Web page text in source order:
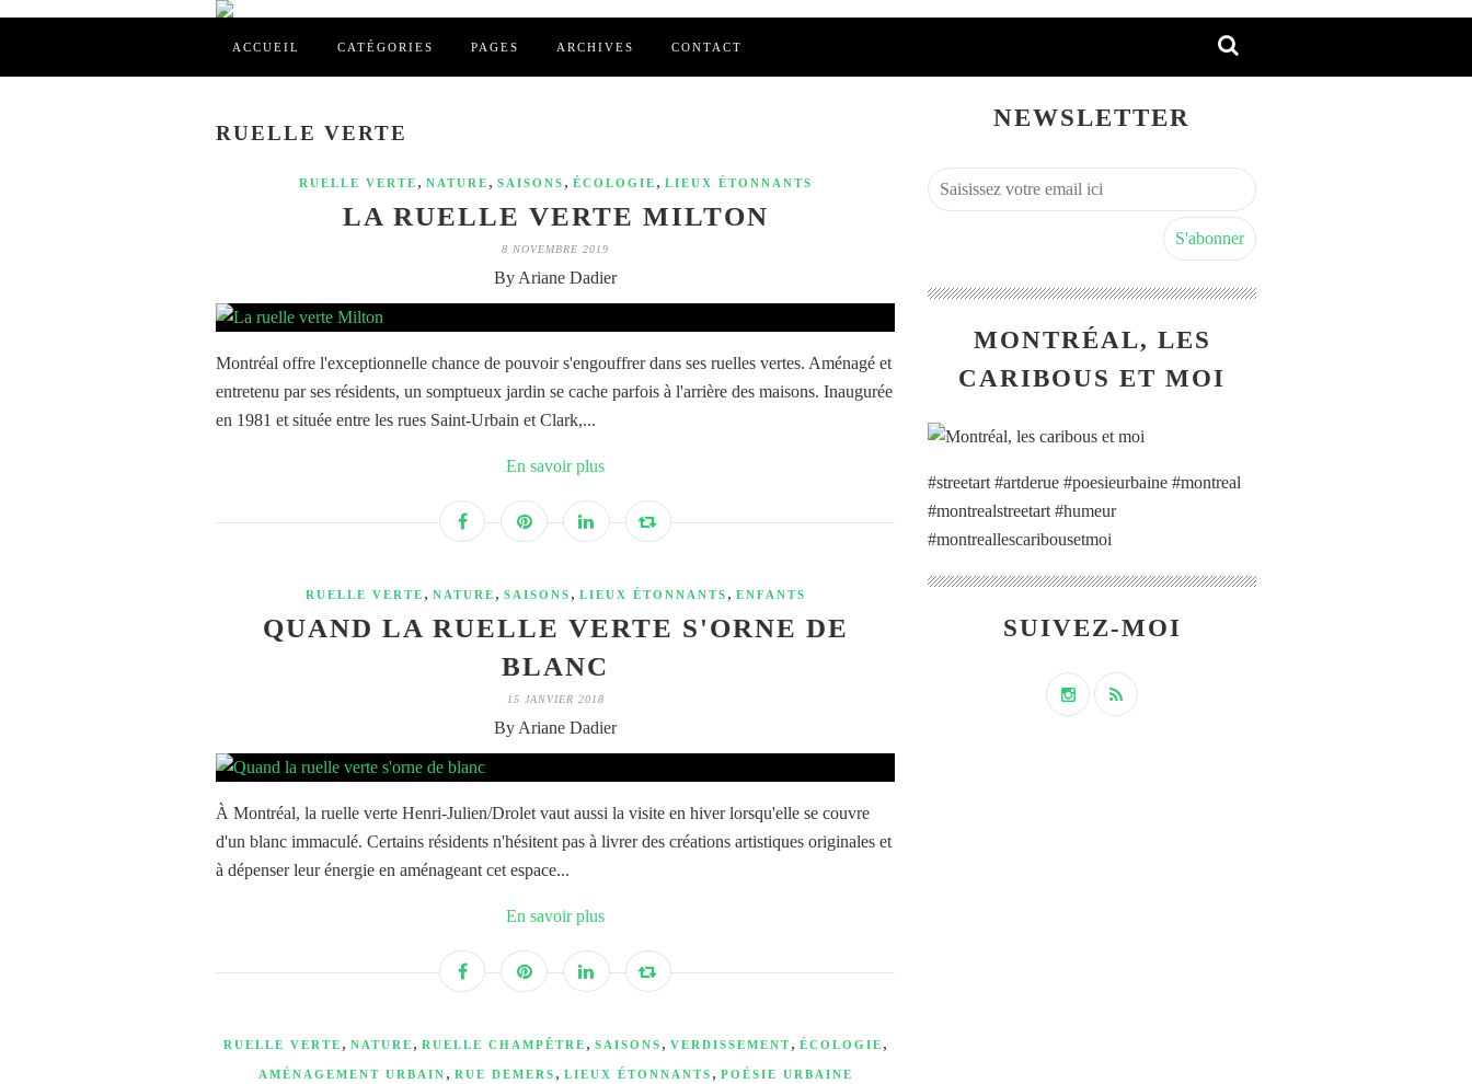
ACCUEIL CATÉGORIES PAGES ARCHIVES CONTACT
RUELLE VERTE
RUELLE VERTE , NATURE , SAISONS , ÉCOLOGIE , LIEUX ÉTONNANTS
LA RUELLE VERTE MILTON
8 NOVEMBRE 2019
By Ariane Dadier
Montréal offre l'exceptionnelle chance de pouvoir s'engouffrer dans ses ruelles vertes. Aménagé et
entretenu par ses résidents, un somptueux jardin se cache parfois à l'arrière des maisons. Inaugurée
en 1981 et située entre les rues Saint-Urbain et Clark,...
En savoir plus
RUELLE VERTE , NATURE , SAISONS , LIEUX ÉTONNANTS , ENFANTS
QUAND LA RUELLE VERTE S'ORNE DE
BLANC
15 JANVIER 2018
By Ariane Dadier
À Montréal, la ruelle verte Henri-Julien/Drolet vaut aussi la visite en hiver lorsqu'elle se couvre
d'un blanc immaculé. Certains résidents n'hésitent pas à livrer des créations artistiques originales et
à dépenser leur énergie en aménageant cet espace...
En savoir plus
RUELLE VERTE , NATURE , RUELLE CHAMPÊTRE , SAISONS , VERDISSEMENT, ÉCOLOGIE ,
AMÉNAGEMENT URBAIN , RUE DEMERS , LIEUX ÉTONNANTS , POÉSIE URBAINE
NEWSLETTER
MONTRÉAL, LES
CARIBOUS ET MOI
#streetart #artderue #poesieurbaine #montreal
#montrealstreetart #humeur
#montreallescaribousetmoi
SUIVEZ-MOI